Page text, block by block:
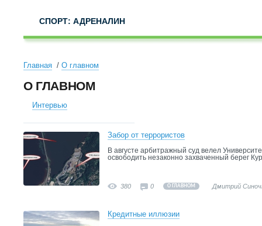
СПОРТ: АДРЕНАЛИН
Главная О главном
О ГЛАВНОМ
Интервью
Забор от террористов
В августе арбитражный суд велел
освободить незаконно захваченный берег
380 0 О ГЛАВНОМ Дмитрий
Кредитные иллюзии